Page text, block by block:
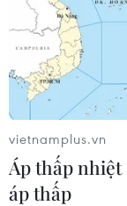
vietnamplus.vn
Áp thấp nhiệt
áp thấp